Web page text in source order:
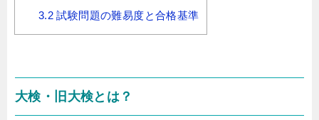
3.2 試験問題の難易度と合格基準
大検・旧大検とは？